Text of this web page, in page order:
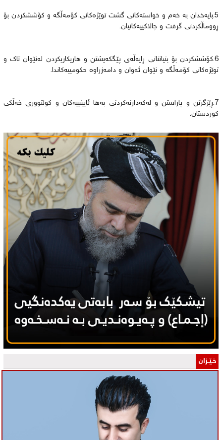
5.بایەخدان بە خەم و خواستەكانی گشت توێژەكانی كۆمەڵگە و كۆششكردن بۆ
ڕووماڵكردنی گرفت و چالاكییەكانیان.
6.كۆششكردن بۆ بنیاتنانی ڕایەڵەی پێگكەیشتن و هاریكاریكردن لەنێوان تاك و
توێژەكانی كۆمەڵگە و نێوان ئەوان و دامەزراوە حكومییەكاندا.
7.ڕێزگرتن و پاراستن و لەكەدارنەكردنی بەها ئایینییەكان و كولتووری خەڵكی
كوردستان.
خـێـزان